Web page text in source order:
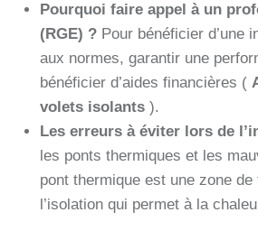
Pourquoi faire appel à un
(RGE) ? Pour bénéficier d’une
aux normes, garantir une
bénéficier d’aides financières (
volets isolants ).
Les erreurs à éviter lors de
les ponts thermiques et les
pont thermique est une zone
l’isolation qui permet à la